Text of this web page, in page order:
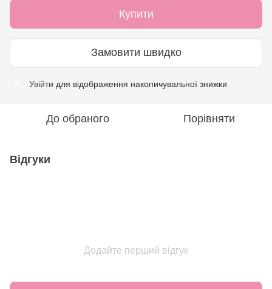
Купити
Замовити швидко
Увійти для відображення накопичувальної знижки
До обраного Порівняти
Відгуки
Додайте перший відгук